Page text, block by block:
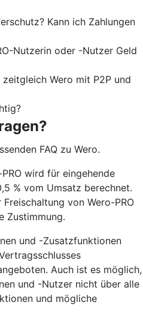
Kann ich Zahlungen
Nutzerin oder -Nutzer Geld
Wero mit P2P und
FAQ zu Wero.
wird für eingehende
% vom Umsatz berechnet.
von Wero-PRO
Zustimmung.
und -Zusatzfunktionen
Auch ist es möglich,
und -Nutzer nicht über alle
und mögliche